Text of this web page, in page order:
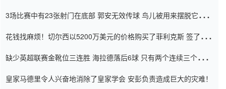
3场比赛中有23张射门在底部 郭安无效传球 鸟儿被用来摆脱它
花钱找麻烦！切尔西以5200万美元的价格购买了菲利克斯 签了7年
缺少英超联赛金靴位三连胜 海拉德落后6球 只有两个连续三个连续
皇家马德里令人兴奋地消除了皇家学会 安彭负责造成巨大的灾难！